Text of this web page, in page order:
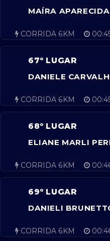
MAÍRA
CORRIDA 6KM
67º LUGAR
DANIELE
CORRIDA 6KM
68º LUGAR
ELIANE MARLI
CORRIDA 6KM
69º LUGAR
DANIELI
CORRIDA 6KM